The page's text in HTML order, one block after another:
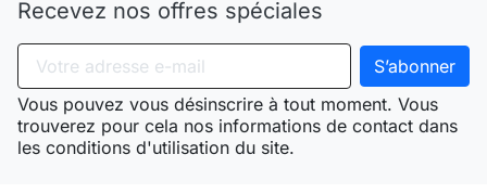
Recevez nos offres spéciales
Vous pouvez vous désinscrire à tout moment. Vous
trouverez pour cela nos informations de contact dans
les conditions d'utilisation du site.